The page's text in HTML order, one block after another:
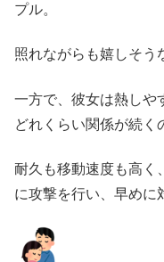
プル。
照れながらも嬉しそう
一方で、彼女は熱しや
どれくらい関係が続く
耐久も移動速度も高く
に攻撃を行い、早めに